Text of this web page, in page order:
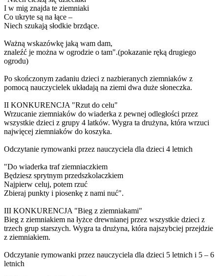
I w mig znajda te ziemniaki
Co ukryte są na łące –
Niech szukają słodkie brzdące.
Ważną wskazówkę jaką wam dam,
znaleźć je można w ogrodzie o tam".(pokazanie ręką drugiego
ogrodu)
Po skończonym zadaniu dzieci z nazbieranych ziemniaków z
pomocą nauczycielek układają na ziemi dwa duże słoneczka.
II KONKURENCJA "Rzut do celu"
Wrzucanie ziemniaków do wiaderka z pewnej odległości przez
wszystkie dzieci z grupy 4 latków. Wygra ta drużyna, która wrzuci
najwięcej ziemniaków do koszyka.
Odczytanie rymowanki przez nauczyciela dla dzieci 4 letnich
"Do wiaderka traf ziemniaczkiem
Będziesz sprytnym przedszkolaczkiem
Najpierw celuj, potem rzuć
Zbieraj punkty i piosenkę z nami nuć".
III KONKURENCJA "Bieg z ziemniakami"
Bieg z ziemniakiem na łyżce drewnianej przez wszystkie dzieci z
trzech grup starszych. Wygra ta drużyna, która najszybciej przejdzie
z ziemniakiem.
Odczytanie rymowanki przez nauczyciela dla dzieci 5 letnich i 5 – 6
letnich